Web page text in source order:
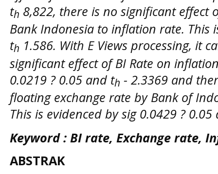
th 8,822, there is no significant effect
Bank Indonesia to inflation rate. This
th 1.586. With E Views processing, it
significant effect of BI Rate on
0.0219 ? 0.05 and th - 2.3369 and
floating exchange rate by Bank of
This is evidenced by sig 0.0429 ? 0.05
Keyword : BI rate, Exchange rate,
ABSTRAK